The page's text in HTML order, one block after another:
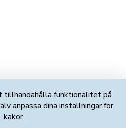
tillhandahålla funktionalitet på
anpassa dina inställningar för
kakor.